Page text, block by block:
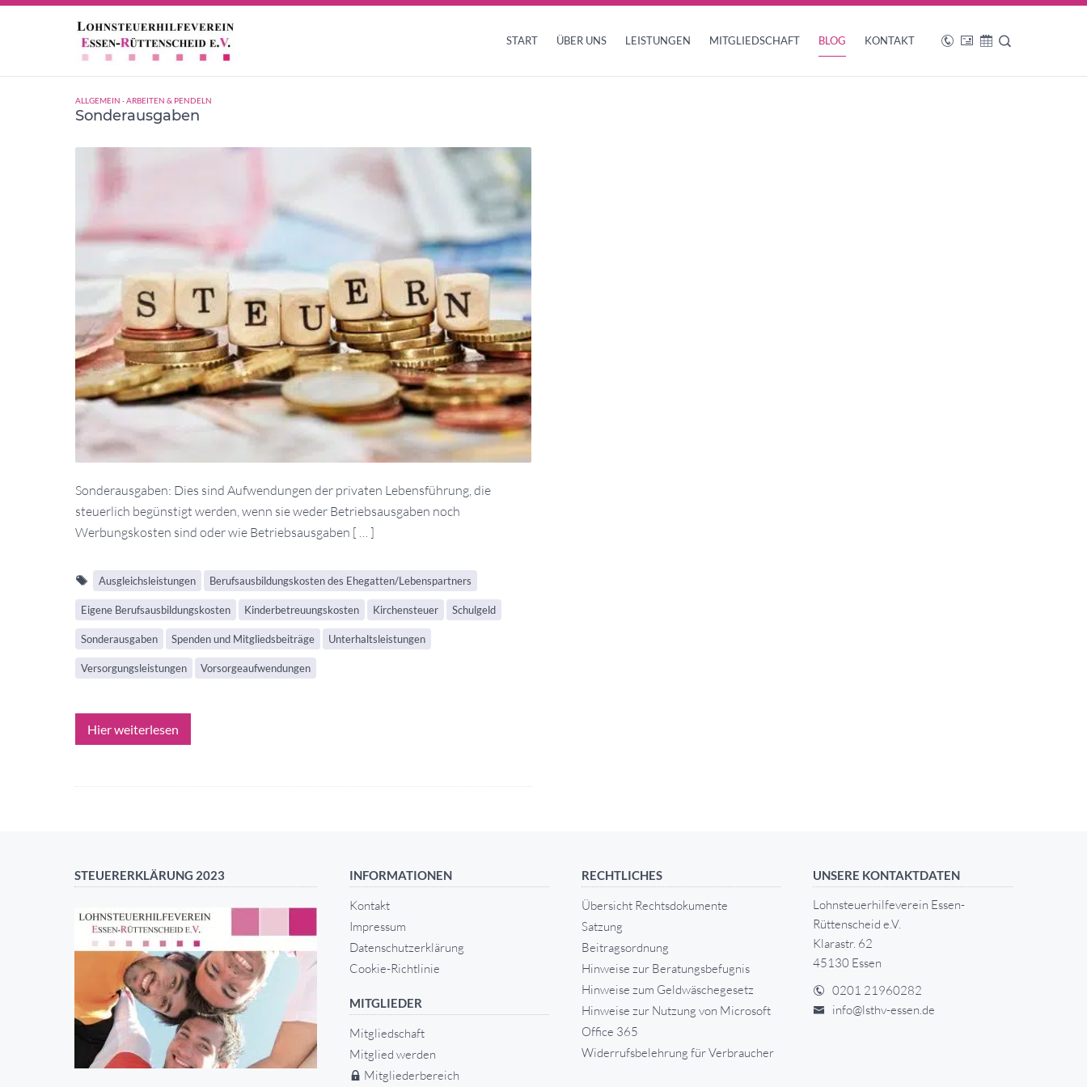
START ÜBER UNS LEISTUNGEN MITGLIEDSCHAFT BLOG KONTAKT
Sonderausgaben
ALLGEMEIN · ARBEITEN & PENDELN
Sonderausgaben
Sonderausgaben: Dies sind Aufwendungen der privaten Lebensführung, die
steuerlich begünstigt werden, wenn sie weder Betriebsausgaben noch
Werbungskosten sind oder wie Betriebsausgaben [ … ]
Ausgleichsleistungen Berufsausbildungskosten des Ehegatten/Lebenspartners
Eigene Berufsausbildungskosten Kinderbetreuungskosten Kirchensteuer Schulgeld
Sonderausgaben Spenden und Mitgliedsbeiträge Unterhaltsleistungen
Versorgungsleistungen Vorsorgeaufwendungen
Hier weiterlesen
STEUERERKLÄRUNG 2023 INFORMATIONEN
Kontakt
Impressum
Datenschutzerklärung
Cookie-Richtlinie
MITGLIEDER
Mitgliedschaft
Mitglied werden
Mitgliederbereich
RECHTLICHES
Übersicht Rechtsdokumente
Satzung
Beitragsordnung
Hinweise zur Beratungsbefugnis
Hinweise zum Geldwäschegesetz
Hinweise zur Nutzung von Microsoft
Office 365
Widerrufsbelehrung für Verbraucher
UNSERE KONTAKTDATEN
Lohnsteuerhilfeverein Essen-
Rüttenscheid e.V.
Klarastr. 62
45130 Essen
0201 21960282
info@lsthv-essen.de